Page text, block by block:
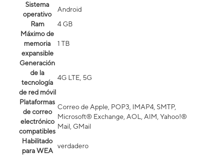
Sistema
operativo
Android
Ram
4 GB
Máximo de
memoria
expansible
1 TB
Generación
de la
tecnología
de red móvil
4G LTE, 5G
Plataformas
de correo
electrónico
compatibles
Correo de Apple, POP3, IMAP4, SMTP,
Microsoft® Exchange, AOL, AIM, Yahoo!®
Mail, GMail
Habilitado
para WEA
verdadero